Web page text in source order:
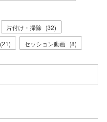
片付け・掃除 (32)
(21) セッション動画 (8)